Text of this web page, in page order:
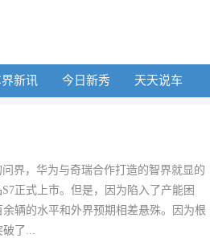
新讯 今日新秀 天天说车
界，华为与奇瑞合作打造的智界就显的
正式上市。但是，因为陷入了产能困
辆的水平和外界预期相差悬殊。因为根
破了...